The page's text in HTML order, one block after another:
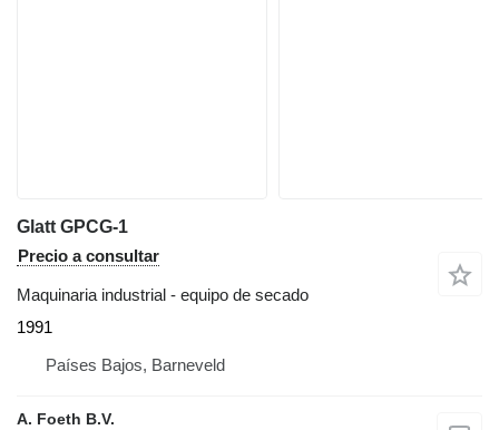
Glatt GPCG-1
Precio a consultar
Maquinaria industrial - equipo de secado
1991
Países Bajos, Barneveld
A. Foeth B.V.